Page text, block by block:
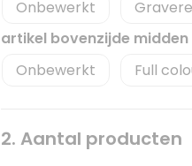
Onbewerkt
artikel bovenzijde
Onbewerkt
Full
2. Aantal producten